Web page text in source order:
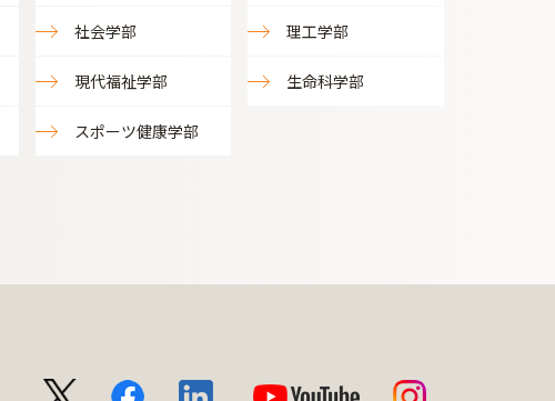
社会学部
現代福祉学部
スポーツ健康学部
理工学部
生命科学部